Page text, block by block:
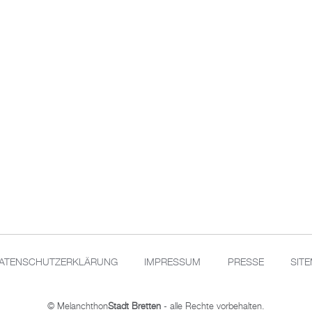
IMPRESSUM PRESSE
© MelanchthonStadt Bretten - alle Rechte vorbehalten.